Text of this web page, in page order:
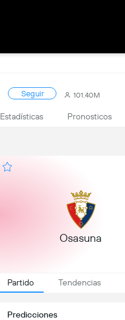
Seguir 101.40M
Estadísticas Pronosticos
Osasuna
Partido Tendencias
Predicciones